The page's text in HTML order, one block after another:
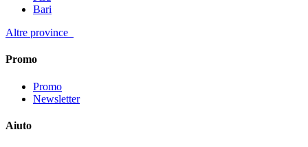
Bari
Altre province
Promo
Promo
Newsletter
Aiuto